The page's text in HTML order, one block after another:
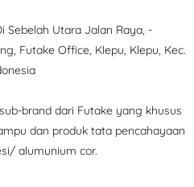
Sebelah Utara Jalan Raya, -
Futake Office, Klepu, Klepu, Kec.
brand dari Futake yang khusus
dan produk tata pencahayaan
alumunium cor.